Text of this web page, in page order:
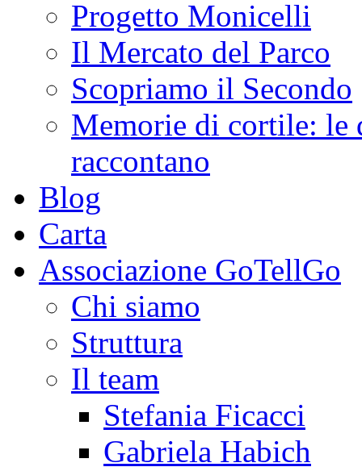
Progetto Monicelli
Il Mercato del Parco
Scopriamo il Secondo
Memorie di cortile: le
raccontano
Blog
Carta
Associazione GoTellGo
Chi siamo
Struttura
Il team
Stefania Ficacci
Gabriela Habich